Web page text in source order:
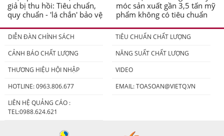
giả bị thu hồi: Tiêu chuẩn,
quy chuẩn - 'lá chắn' bảo vệ
móc sản xuất gần 3,5 tấn mỹ
phẩm không có tiêu chuẩn
DIỄN ĐÀN CHÍNH SÁCH
TIÊU CHUẨN CHẤT LƯỢNG
CẢNH BÁO CHẤT LƯỢNG
NĂNG SUẤT CHẤT LƯỢNG
THƯƠNG HIỆU HỘI NHẬP
VIDEO
HOTLINE: 0963.806.677
EMAIL:TOASOAN@VIETQ.VN
LIÊN HỆ QUẢNG CÁO :
TEL:0988.624.621